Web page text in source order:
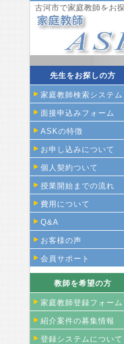
古河市で家庭教師をお
先生をお探しの方
家庭教師検索システム
面接申込みフォーム
ASKの特徴
お申し込みについて
個人契約ついて
授業開始までの流れ
費用について
Q&A
お客様の声
会員サポート
教師を希望の方
家庭教師登録フォーム
紹介案件の募集情報
登録システムについて